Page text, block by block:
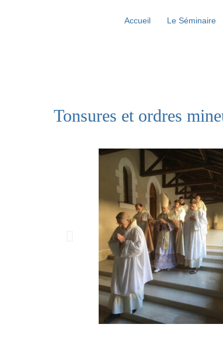
Accueil Le Séminaire
Tonsures et ordres